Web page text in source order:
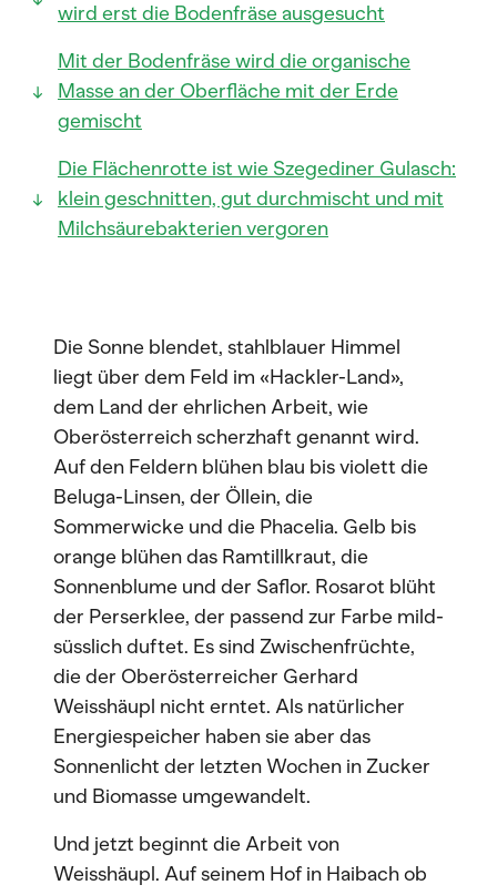
wird erst die Bodenfräse ausgesucht
Mit der Bodenfräse wird die organische
Masse an der Oberfläche mit der Erde
gemischt
Die Flächenrotte ist wie Szegediner Gulasch:
klein geschnitten, gut durchmischt und mit
Milchsäurebakterien vergoren
Die Sonne blendet, stahlblauer Himmel
liegt über dem Feld im «Hackler-Land»,
dem Land der ehrlichen Arbeit, wie
Oberösterreich scherzhaft genannt wird.
Auf den Feldern blühen blau bis violett die
Beluga-Linsen, der Öllein, die
Sommerwicke und die Phacelia. Gelb bis
orange blühen das Ramtillkraut, die
Sonnenblume und der Saflor. Rosarot blüht
der Perserklee, der passend zur Farbe mild-
süsslich duftet. Es sind Zwischenfrüchte,
die der Oberösterreicher Gerhard
Weisshäupl nicht erntet. Als natürlicher
Energiespeicher haben sie aber das
Sonnenlicht der letzten Wochen in Zucker
und Biomasse umgewandelt.
Und jetzt beginnt die Arbeit von
Weisshäupl. Auf seinem Hof in Haibach ob